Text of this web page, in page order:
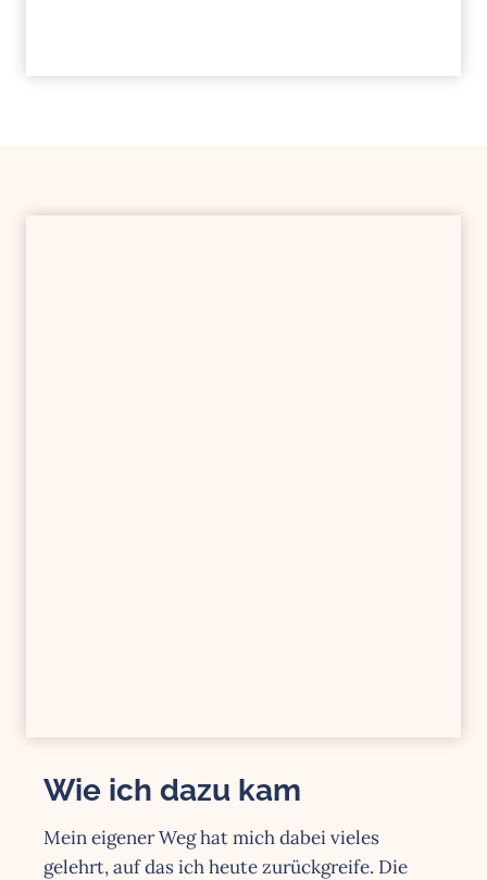
Wie ich dazu kam
Mein eigener Weg hat mich dabei vieles
gelehrt, auf das ich heute zurückgreife. Die